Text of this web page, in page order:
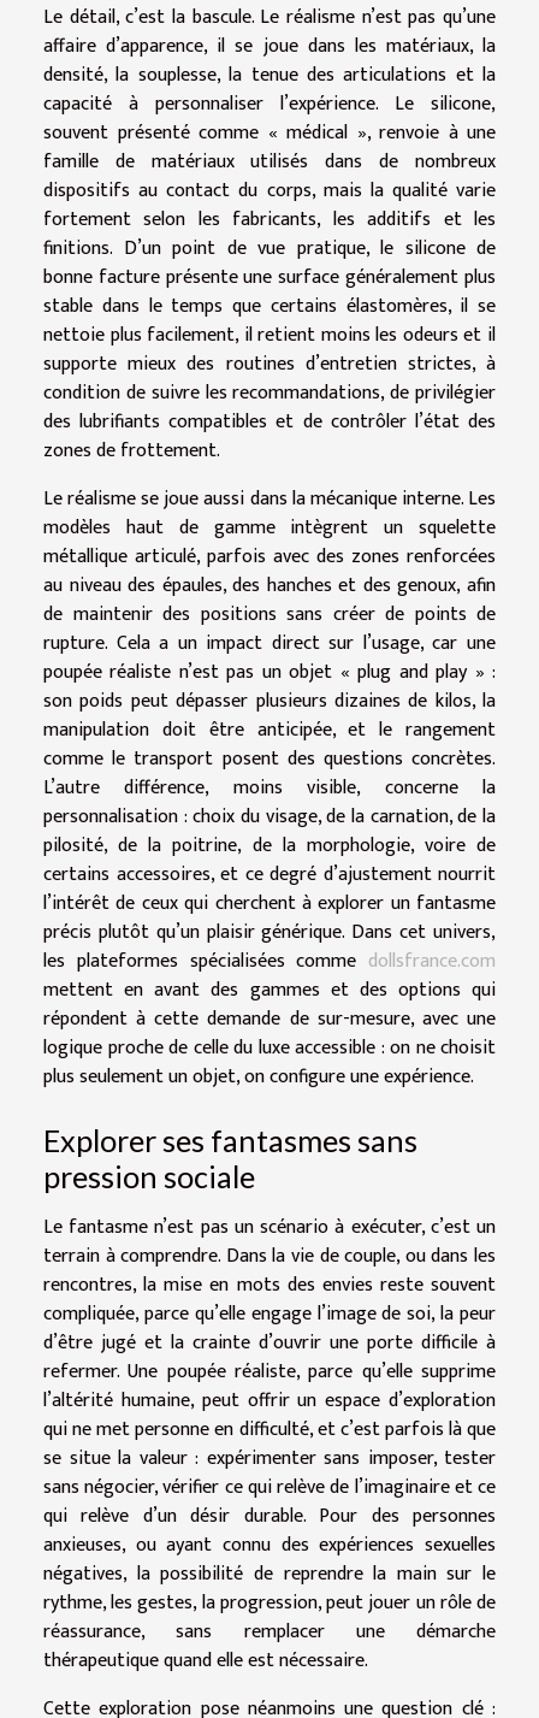
Le détail, c’est la bascule. Le réalisme n’est pas qu’une
affaire d’apparence, il se joue dans les matériaux, la
densité, la souplesse, la tenue des articulations et la
capacité à personnaliser l’expérience. Le silicone,
souvent présenté comme « médical », renvoie à une
famille de matériaux utilisés dans de nombreux
dispositifs au contact du corps, mais la qualité varie
fortement selon les fabricants, les additifs et les
finitions. D’un point de vue pratique, le silicone de
bonne facture présente une surface généralement plus
stable dans le temps que certains élastomères, il se
nettoie plus facilement, il retient moins les odeurs et il
supporte mieux des routines d’entretien strictes, à
condition de suivre les recommandations, de privilégier
des lubrifiants compatibles et de contrôler l’état des
zones de frottement.
Le réalisme se joue aussi dans la mécanique interne. Les
modèles haut de gamme intègrent un squelette
métallique articulé, parfois avec des zones renforcées
au niveau des épaules, des hanches et des genoux, afin
de maintenir des positions sans créer de points de
rupture. Cela a un impact direct sur l’usage, car une
poupée réaliste n’est pas un objet « plug and play » :
son poids peut dépasser plusieurs dizaines de kilos, la
manipulation doit être anticipée, et le rangement
comme le transport posent des questions concrètes.
L’autre différence, moins visible, concerne la
personnalisation : choix du visage, de la carnation, de la
pilosité, de la poitrine, de la morphologie, voire de
certains accessoires, et ce degré d’ajustement nourrit
l’intérêt de ceux qui cherchent à explorer un fantasme
précis plutôt qu’un plaisir générique. Dans cet univers,
les plateformes spécialisées comme dollsfrance.com
mettent en avant des gammes et des options qui
répondent à cette demande de sur-mesure, avec une
logique proche de celle du luxe accessible : on ne choisit
plus seulement un objet, on configure une expérience.
Explorer ses fantasmes sans
pression sociale
Le fantasme n’est pas un scénario à exécuter, c’est un
terrain à comprendre. Dans la vie de couple, ou dans les
rencontres, la mise en mots des envies reste souvent
compliquée, parce qu’elle engage l’image de soi, la peur
d’être jugé et la crainte d’ouvrir une porte difficile à
refermer. Une poupée réaliste, parce qu’elle supprime
l’altérité humaine, peut offrir un espace d’exploration
qui ne met personne en difficulté, et c’est parfois là que
se situe la valeur : expérimenter sans imposer, tester
sans négocier, vérifier ce qui relève de l’imaginaire et ce
qui relève d’un désir durable. Pour des personnes
anxieuses, ou ayant connu des expériences sexuelles
négatives, la possibilité de reprendre la main sur le
rythme, les gestes, la progression, peut jouer un rôle de
réassurance, sans remplacer une démarche
thérapeutique quand elle est nécessaire.
Cette exploration pose néanmoins une question clé :